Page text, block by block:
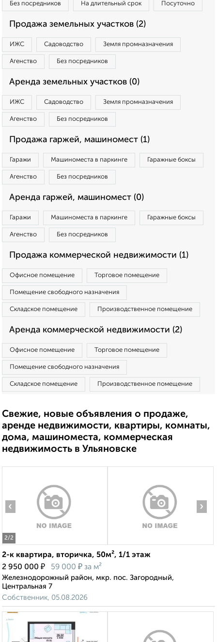
Без посредников На длительный срок Посуточно
Продажа земельных участков (2)
ИЖС Садоводство Земля промназначения
Агенство Без посредников
Аренда земельных участков (0)
ИЖС Садоводство Земля промназначения
Агенство Без посредников
Продажа гаржей, машиномест (1)
Гаражи Машиноместа в паркинге Гаражные боксы
Агенство Без посредников
Аренда гаржей, машиномест (0)
Гаражи Машиноместа в паркинге Гаражные боксы
Агенство Без посредников
Продажа коммерческой недвижимости (1)
Офисное помещение Торговое помещение
Помещение свободного назначения
Складское помещение Производственное помещение
Аренда коммерческой недвижимости (2)
Офисное помещение Торговое помещение
Помещение свободного назначения
Складское помещение Производственное помещение
Свежие, новые объявления о продаже,
аренде недвижимости, квартиры, комнаты,
дома, машиноместа, коммерческая
недвижимость в Ульяновске
2/2
‹ ›
2-к квартира, вторичка, 50м², 1/1 этаж
2 950 000 ₽ 59 000 ₽ за м²
Железнодорожный район, мкр. пос. Загородный,
Центральная 7
Собственник, 05.08.2026